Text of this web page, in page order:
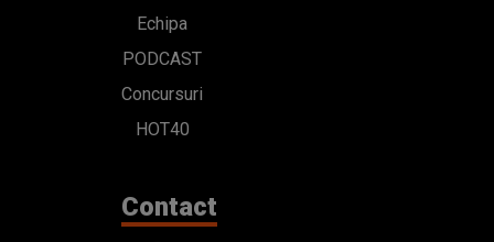
Echipa
PODCAST
Concursuri
HOT40
Contact